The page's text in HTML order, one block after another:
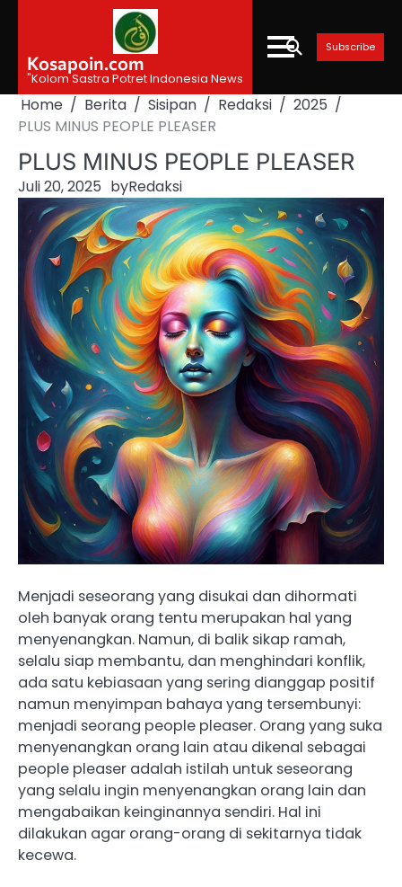
contentKosapoin.com
"Kolom Sastra Potret Indonesia News
Subscribe
Home Berita Sisipan Redaksi
2025
PLUS MINUS PEOPLE PLEASER
PLUS MINUS PEOPLE PLEASER
Juli 20, 2025 byRedaksi
Menjadi seseorang yang disukai dan dihormati
oleh banyak orang tentu merupakan hal yang
menyenangkan. Namun, di balik sikap ramah,
selalu siap membantu, dan menghindari konflik,
ada satu kebiasaan yang sering dianggap positif
namun menyimpan bahaya yang tersembunyi:
menjadi seorang people pleaser. Orang yang suka
menyenangkan orang lain atau dikenal sebagai
people pleaser adalah istilah untuk seseorang
yang selalu ingin menyenangkan orang lain dan
mengabaikan keinginannya sendiri. Hal ini
dilakukan agar orang-orang di sekitarnya tidak
kecewa.